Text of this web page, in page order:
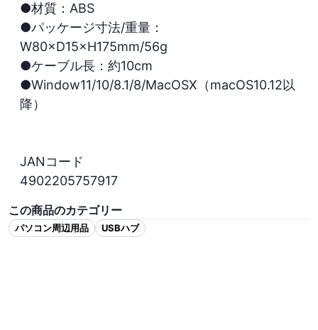
●材質：ABS
●パッケージ寸法/重量：
W80×D15×H175mm/56g
●ケーブル長：約10cm
●Window11/10/8.1/8/MacOSX（macOS10.12以
降）
JANコード
4902205757917
この商品のカテゴリー
パソコン周辺用品 USBハブ